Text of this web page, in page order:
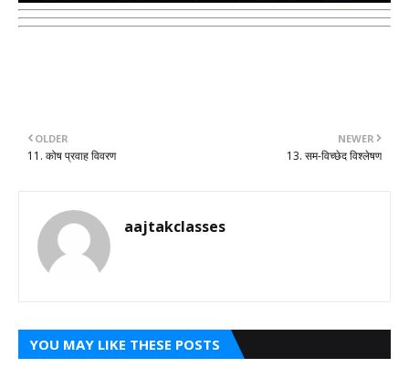
NEWER
13. सम-विच्छेद विश्लेषण
OLDER
11. कोष प्रवाह विवरण
aajtakclasses
YOU MAY LIKE THESE POSTS